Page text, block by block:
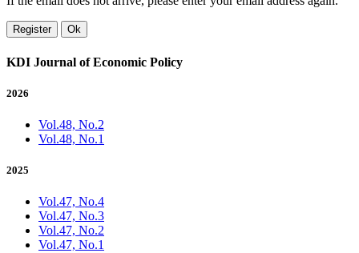
Register Ok
KDI Journal of Economic Policy
2026
Vol.48, No.2
Vol.48, No.1
2025
Vol.47, No.4
Vol.47, No.3
Vol.47, No.2
Vol.47, No.1